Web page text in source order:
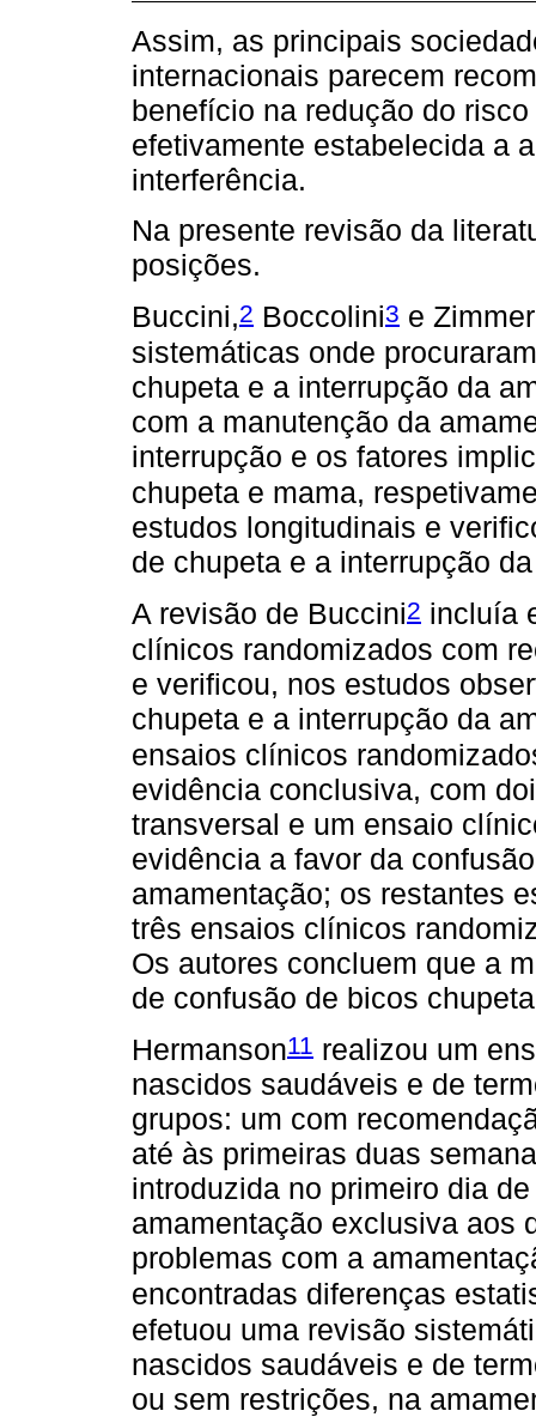
Assim, as principais
internacionais parecem
benefício na redução do
efetivamente estabelecida a
interferência.
Na presente revisão da
posições.
Buccini,2 Boccolini3 e
sistemáticas onde
chupeta e a interrupção da
com a manutenção da
interrupção e os fatores
chupeta e mama,
estudos longitudinais e
de chupeta e a interrupção
A revisão de Buccini2 incluía
clínicos randomizados com
e verificou, nos estudos
chupeta e a interrupção da
ensaios clínicos
evidência conclusiva, com
transversal e um ensaio
evidência a favor da
amamentação; os restantes
três ensaios clínicos
Os autores concluem que a
de confusão de bicos
Hermanson11 realizou um
nascidos saudáveis e de
grupos: um com
até às primeiras duas
introduzida no primeiro dia
amamentação exclusiva aos
problemas com a
encontradas diferenças
efetuou uma revisão
nascidos saudáveis e de
ou sem restrições, na